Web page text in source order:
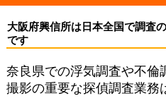
大阪府興信所は日本全国で調査
です
奈良県での浮気調査や不倫
撮影の重要な探偵調査業務